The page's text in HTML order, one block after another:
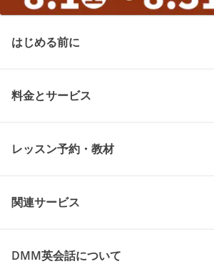
はじめる前に
料金とサービス
レッスン予約・教材
関連サービス
DMM英会話について